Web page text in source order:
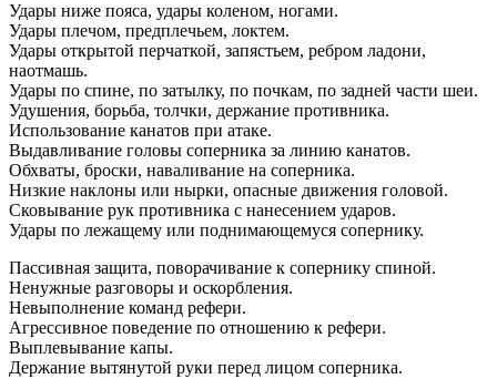
Удары ниже пояса, удары коленом, ногами.
Удары плечом, предплечьем, локтем.
Удары открытой перчаткой, запястьем, ребром ладони,
наотмашь.
Удары по спине, по затылку, по почкам, по задней части шеи.
Удушения, борьба, толчки, держание противника.
Использование канатов при атаке.
Выдавливание головы соперника за линию канатов.
Обхваты, броски, наваливание на соперника.
Низкие наклоны или нырки, опасные движения головой.
Сковывание рук противника с нанесением ударов.
Удары по лежащему или поднимающемуся сопернику.
Пассивная защита, поворачивание к сопернику спиной.
Ненужные разговоры и оскорбления.
Невыполнение команд рефери.
Агрессивное поведение по отношению к рефери.
Выплевывание капы.
Держание вытянутой руки перед лицом соперника.